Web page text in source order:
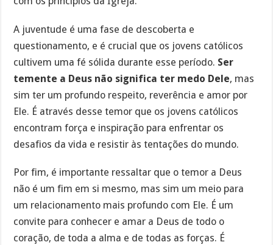
A juventude é uma fase de descoberta e
questionamento, e é crucial que os jovens católicos
cultivem uma fé sólida durante esse período. Ser
temente a Deus não significa ter medo Dele, mas
sim ter um profundo respeito, reverência e amor por
Ele. É através desse temor que os jovens católicos
encontram força e inspiração para enfrentar os
desafios da vida e resistir às tentações do mundo.
Por fim, é importante ressaltar que o temor a Deus
não é um fim em si mesmo, mas sim um meio para
um relacionamento mais profundo com Ele. É um
convite para conhecer e amar a Deus de todo o
coração, de toda a alma e de todas as forças. É